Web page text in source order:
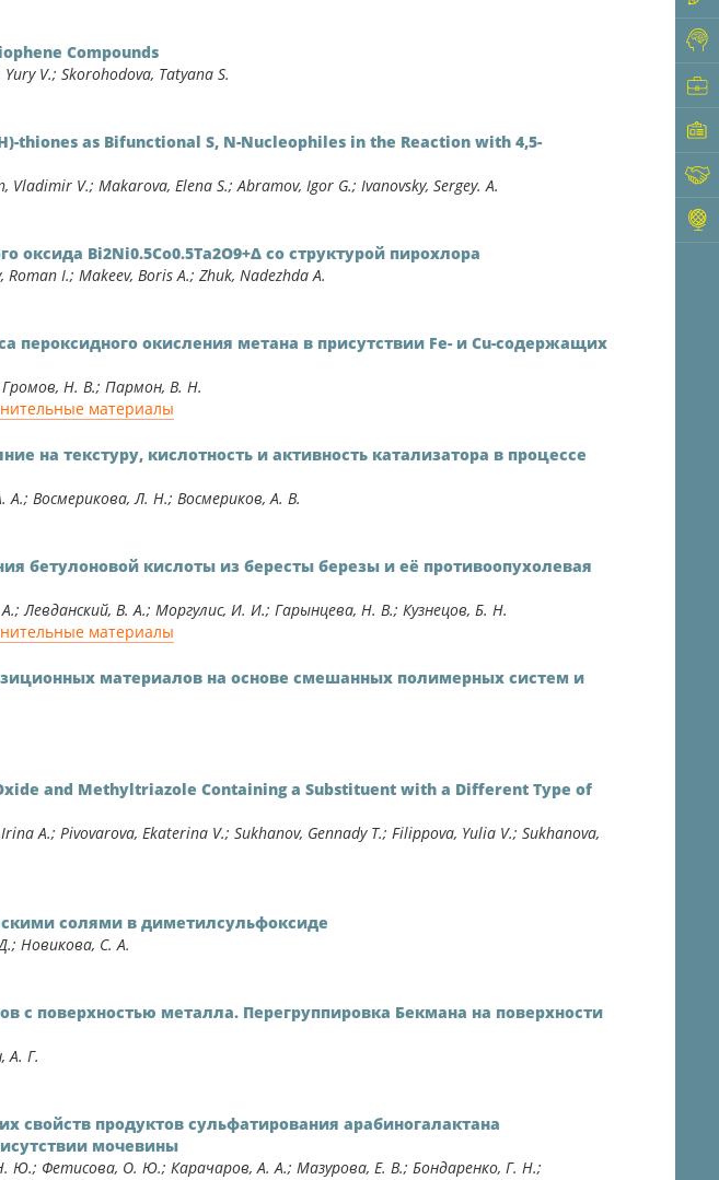
Compounds
V.; Skorohodova, Tatyana S.
thiones as Bifunctional S, N-Nucleophiles in the Reaction with 4,5-
V.; Makarova, Elena S.; Abramov, Igor G.; Ivanovsky, Sergey. A.
оксида Bi2Ni0.5Сo0.5Ta2O9+Δ со структурой пирохлора
I.; Makeev, Boris A.; Zhuk, Nadezhda A.
пероксидного окисления метана в присутствии Fe- и Cu-содержащих
Н. В.; Пармон, В. Н.
материалы
на текстуру, кислотность и активность катализатора в процессе
Восмерикова, Л. Н.; Восмериков, А. В.
бетулоновой кислоты из бересты березы и её противоопухолевая
Левданский, В. А.; Моргулис, И. И.; Гарынцева, Н. В.; Кузнецов, Б. Н.
материалы
материалов на основе смешанных полимерных систем и
and Methyltriazole Containing a Substituent with a Different Type of
A.; Pivovarova, Ekaterina V.; Sukhanov, Gennady T.; Filippova, Yulia V.; Sukhanova,
солями в диметилсульфоксиде
Новикова, С. А.
с поверхностью металла. Перегруппировка Бекмана на поверхности
А. Г.
свойств продуктов сульфатирования арабиногалактана
мочевины
Ю.; Фетисова, О. Ю.; Карачаров, А. А.; Мазурова, Е. В.; Бондаренко, Г. Н.;